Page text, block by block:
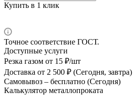
Купить в 1 клик
Точное соответствие ГОСТ.
Доступные услуги
Резка газом от 15 ₽/шт
Доставка от 2 500 ₽ (Сегодня, завтра)
Самовывоз – бесплатно (Сегодня)
Калькулятор металлопроката